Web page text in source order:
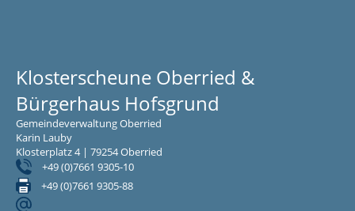
Klosterscheune Oberried &
Bürgerhaus Hofsgrund
Gemeindeverwaltung Oberried
Karin Lauby
Klosterplatz 4 | 79254 Oberried
+49 (0)7661 9305-10
+49 (0)7661 9305-88